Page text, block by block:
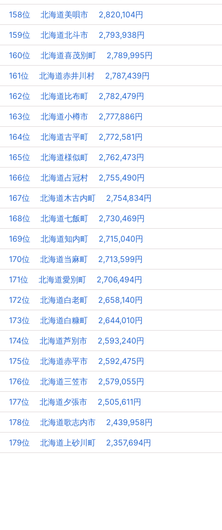
158位 北海道美唄市 2,820,104円
159位 北海道北斗市 2,793,938円
160位 北海道喜茂別町 2,789,995円
161位 北海道赤井川村 2,787,439円
162位 北海道比布町 2,782,479円
163位 北海道小樽市 2,777,886円
164位 北海道古平町 2,772,581円
165位 北海道様似町 2,762,473円
166位 北海道占冠村 2,755,490円
167位 北海道木古内町 2,754,834円
168位 北海道七飯町 2,730,469円
169位 北海道知内町 2,715,040円
170位 北海道当麻町 2,713,599円
171位 北海道愛別町 2,706,494円
172位 北海道白老町 2,658,140円
173位 北海道白糠町 2,644,010円
174位 北海道芦別市 2,593,240円
175位 北海道赤平市 2,592,475円
176位 北海道三笠市 2,579,055円
177位 北海道夕張市 2,505,611円
178位 北海道歌志内市 2,439,958円
179位 北海道上砂川町 2,357,694円